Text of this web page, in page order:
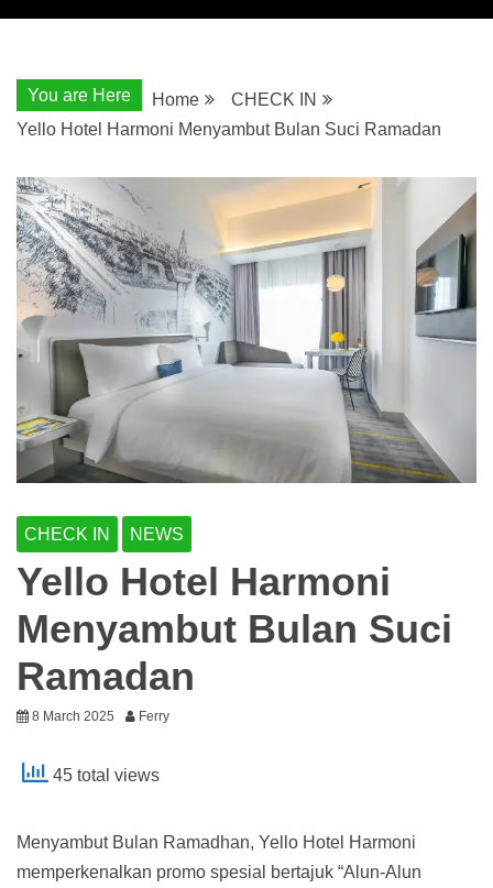
You are Here Home
CHECK IN
Yello Hotel Harmoni Menyambut Bulan Suci Ramadan
CHECK IN NEWS
Yello Hotel Harmoni
Menyambut Bulan Suci
Ramadan
8 March 2025 Ferry
45 total views
Menyambut Bulan Ramadhan, Yello Hotel Harmoni
memperkenalkan promo spesial bertajuk “Alun-Alun